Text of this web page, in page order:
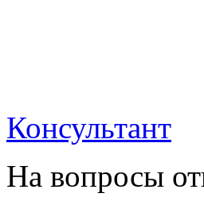
Консультант
На вопросы